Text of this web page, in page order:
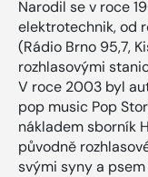
Narodil se v roce
elektrotechnik, od
(Rádio Brno 95,7,
rozhlasovými
V roce 2003 byl
pop music Pop
nákladem sborník
původně
svými syny a psem